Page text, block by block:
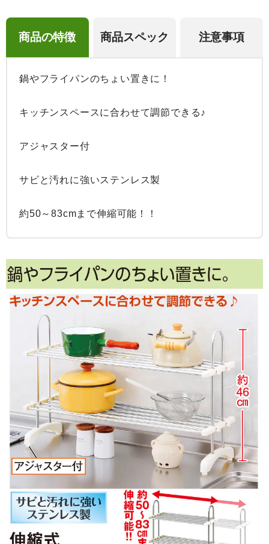
商品の特徴 商品スペック 注意事項
鍋やフライパンのちょい置きに！
キッチンスペースに合わせて調節できる♪
アジャスター付
サビと汚れに強いステンレス製
約50～83cmまで伸縮可能！！